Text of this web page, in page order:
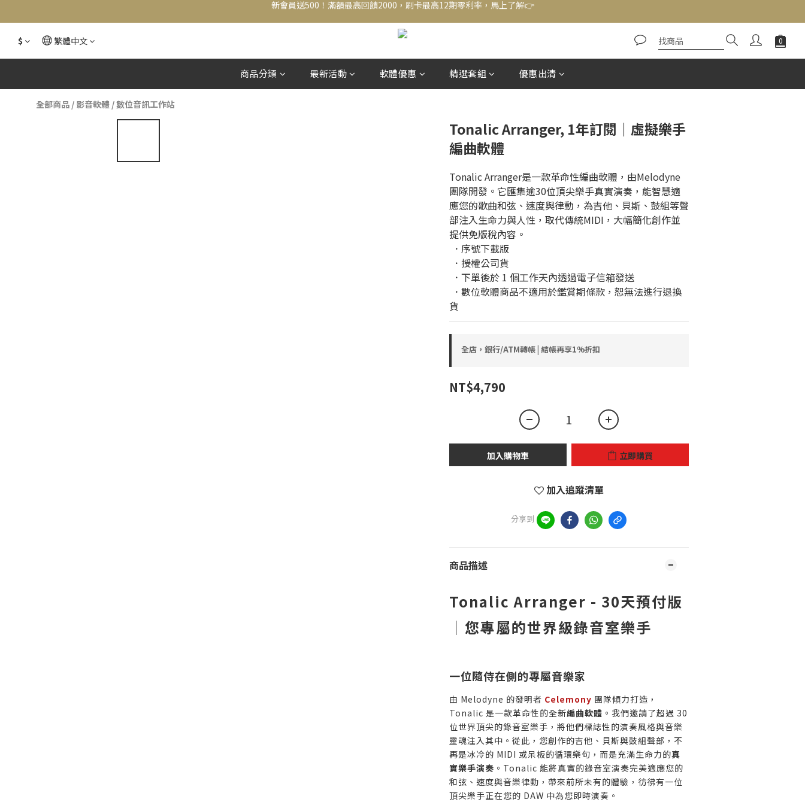
新會員送500！滿額最高回饋2000，刷卡最高12期零利率，馬上了解👉
結帳頁選zingala銀角零卡分期，輕鬆打包
新會員送500！滿額最高回饋2000，刷卡最高12期零利率，馬上了解👉
$ 繁體中文
商品分類 最新活動 軟體優惠 精選套組 優惠出清
全部商品 / 影音軟體 /數位音訊工作站
Tonalic Arranger, 1年訂閱｜虛擬樂手
編曲軟體
Tonalic Arranger是一款革命性編曲軟體，由Melodyne
團隊開發。它匯集逾30位頂尖樂手真實演奏，能智慧適
應您的歌曲和弦、速度與律動，為吉他、貝斯、鼓組等聲
部注入生命力與人性，取代傳統MIDI，大幅簡化創作並
提供免版稅內容。
．序號下載版
．授權公司貨
．下單後於 1 個工作天內透過電子信箱發送
貨
全店，銀行/ATM轉帳 | 結帳再享1%折扣
NT$4,790
加入購物車 立即購買
加入追蹤清單
分享到
商品描述
Tonalic Arranger - 30天預付版
｜您專屬的世界級錄音室樂手
一位隨侍在側的專屬音樂家
由 Melodyne 的發明者 Celemony 團隊傾力打造，
Tonalic 是一款革命性的全新編曲軟體 。我們邀請了超過 30
位世界頂尖的錄音室樂手，將他們標誌性的演奏風格與音樂
靈魂注入其中。從此，您創作的吉他、貝斯與鼓組聲部，不
再是冰冷的 MIDI 或呆板的循環樂句，而是充滿生命力的真
實樂手演奏 。Tonalic 能將真實的錄音室演奏完美適應您的
和弦、速度與音樂律動，帶來前所未有的體驗，彷彿有一位
頂尖樂手正在您的 DAW 中為您即時演奏。
立即購買